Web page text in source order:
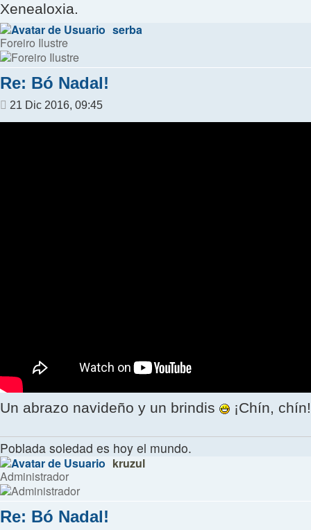
Xenealoxia.
serba
Foreiro Ilustre
Re: Bó Nadal!
Mensaje
21 Dic 2016, 09:45
Un abrazo navideño y un brindis ¡Chín, chín!
Poblada soledad es hoy el mundo.
kruzul
Administrador
Re: Bó Nadal!